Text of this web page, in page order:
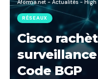
Aforma.net - Actualités -
RÉSEAUX
Cisco
Code BGP